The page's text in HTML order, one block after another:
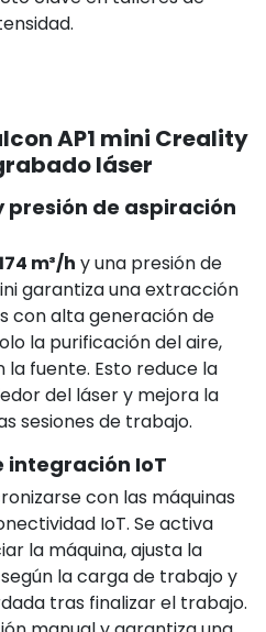
AP1 mini Creality
láser
presión de aspiración
m³/h y una presión de
garantiza una extracción
con alta generación de
la purificación del aire,
fuente. Esto reduce la
del láser y mejora la
sesiones de trabajo.
integración IoT
con las máquinas
IoT. Se activa
la máquina, ajusta la
la carga de trabajo y
tras finalizar el trabajo.